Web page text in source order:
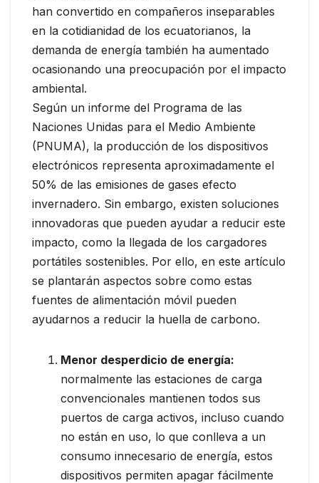
han convertido en compañeros inseparables
en la cotidianidad de los ecuatorianos, la
demanda de energía también ha aumentado
ocasionando una preocupación por el impacto
ambiental.
Según un informe del Programa de las
Naciones Unidas para el Medio Ambiente
(PNUMA), la producción de los dispositivos
electrónicos representa aproximadamente el
50% de las emisiones de gases efecto
invernadero. Sin embargo, existen soluciones
innovadoras que pueden ayudar a reducir este
impacto, como la llegada de los cargadores
portátiles sostenibles. Por ello, en este artículo
se plantarán aspectos sobre como estas
fuentes de alimentación móvil pueden
ayudarnos a reducir la huella de carbono.
Menor desperdicio de energía:
normalmente las estaciones de carga
convencionales mantienen todos sus
puertos de carga activos, incluso cuando
no están en uso, lo que conlleva a un
consumo innecesario de energía, estos
dispositivos permiten apagar fácilmente